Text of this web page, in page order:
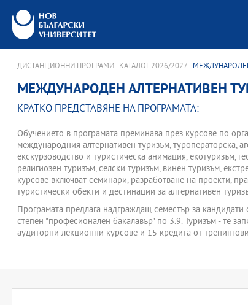
ДИСТАНЦИОННИ ПРОГРАМИ - КАТАЛОГ 2026/2027 |
МЕЖДУНАРОДЕН АЛТЕРНАТИВЕН
КРАТКО ПРЕДСТАВЯНЕ НА ПРОГРАМАТА:
Обучението в програмата преминава през курсове по
международния алтернативен туризъм, туроператорска,
екскурзоводство и туристическа анимация, екотуризъм,
религиозен туризъм, селски туризъм, винен туризъм,
курсове включват семинари, разработване на проекти,
туристически обекти и дестинации за алтернативен
Програмата предлага надграждащ семестър за
степен "професионален бакалавър" по 3.9. Туризъм - те
аудиторни лекционни курсове и 15 кредита от